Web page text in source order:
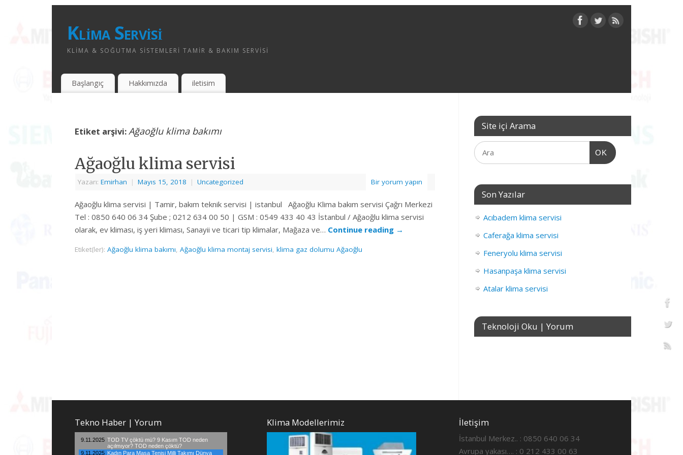
Klima Servisi
KLIMA & SOĞUTMA SISTEMLERI TAMIR & BAKIM SERVISI
Başlangıç Hakkımızda iletisim
Etiket arşivi:Ağaoğlu klima bakımı
Ağaoğlu klima servisi
Yazarı: Emirhan | Mayıs 15, 2018 | Uncategorized Bir yorum yapın
Ağaoğlu klima servisi | Tamir, bakım teknik servisi | istanbul Ağaoğlu Klima bakım servisi Çağrı Merkezi
Tel : 0850 640 06 34 Şube ; 0212 634 00 50 | GSM : 0549 433 40 43 İstanbul / Ağaoğlu klima servisi
olarak, ev kliması, iş yeri kliması, Sanayii ve ticari tip klimalar, Mağaza ve… Continue reading →
Etiket(ler): Ağaoğlu klima bakımı, Ağaoğlu klima montaj servisi, klima gaz dolumu Ağaoğlu
Site içi Arama
OK
Son Yazılar
Acıbadem klima servisi
Caferağa klima servisi
Feneryolu klima servisi
Hasanpaşa klima servisi
Atalar klima servisi
Teknoloji Oku | Yorum
Tekno Haber | Yorum Klima Modellerimiz İletişim
İstanbul Merkez.. : 0850 640 06 34
Avrupa yakası…. : 0 212 433 00 63